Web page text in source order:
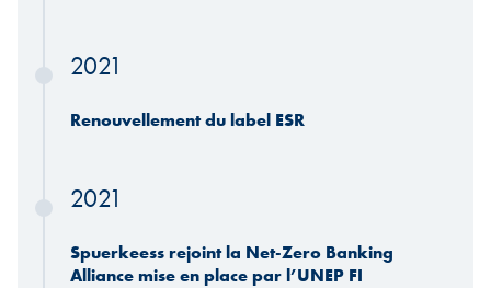
2021
Renouvellement du label ESR
2021
Spuerkeess rejoint la Net-Zero Banking
Alliance mise en place par l’UNEP FI